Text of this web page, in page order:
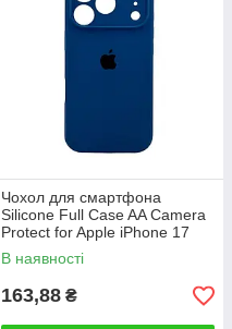
Чохол для смартфона
Silicone Full Case AA Camera
Protect for Apple iPhone 17
Pro Max 16,Blue
В наявності
163,88 ₴